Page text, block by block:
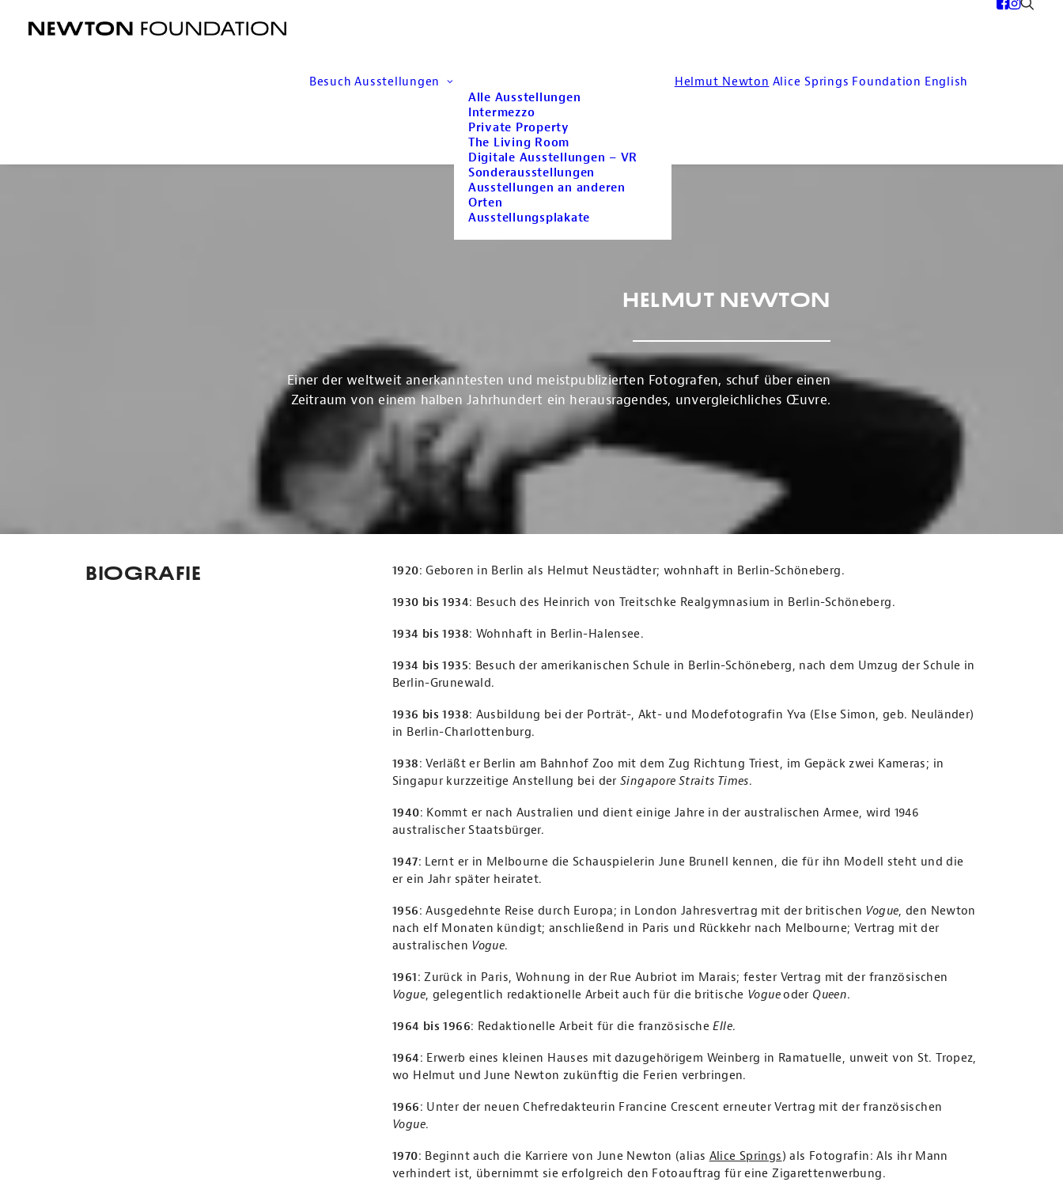
Besuch Ausstellungen
Alle Ausstellungen
Intermezzo
Private Property
The Living Room
Digitale Ausstellungen – VR
Sonderausstellungen
Ausstellungen an anderen
Orten
Ausstellungsplakate
Helmut Newton Alice Springs Foundation English
Helmut Newton
Einer der weltweit anerkanntesten und meistpublizierten Fotografen, schuf über einen
Zeitraum von einem halben Jahrhundert ein herausragendes, unvergleichliches Œuvre.
Biografie 1920: Geboren in Berlin als Helmut Neustädter; wohnhaft in Berlin-Schöneberg.
1930 bis 1934: Besuch des Heinrich von Treitschke Realgymnasium in Berlin-Schöneberg.
1934 bis 1938: Wohnhaft in Berlin-Halensee.
1934 bis 1935: Besuch der amerikanischen Schule in Berlin-Schöneberg, nach dem Umzug der Schule in
Berlin-Grunewald.
1936 bis 1938: Ausbildung bei der Porträt-, Akt- und Modefotografin Yva (Else Simon, geb. Neuländer)
in Berlin-Charlottenburg.
1938: Verläßt er Berlin am Bahnhof Zoo mit dem Zug Richtung Triest, im Gepäck zwei Kameras; in
Singapur kurzzeitige Anstellung bei der Singapore Straits Times.
1940: Kommt er nach Australien und dient einige Jahre in der australischen Armee, wird 1946
australischer Staatsbürger.
1947: Lernt er in Melbourne die Schauspielerin June Brunell kennen, die für ihn Modell steht und die
er ein Jahr später heiratet.
1956: Ausgedehnte Reise durch Europa; in London Jahresvertrag mit der britischen Vogue, den Newton
nach elf Monaten kündigt; anschließend in Paris und Rückkehr nach Melbourne; Vertrag mit der
australischen Vogue.
1961: Zurück in Paris, Wohnung in der Rue Aubriot im Marais; fester Vertrag mit der französischen
Vogue, gelegentlich redaktionelle Arbeit auch für die britische Vogueoder Queen.
1964 bis 1966: Redaktionelle Arbeit für die französischeElle.
1964: Erwerb eines kleinen Hauses mit dazugehörigem Weinberg in Ramatuelle, unweit von St. Tropez,
wo Helmut und June Newton zukünftig die Ferien verbringen.
1966: Unter der neuen Chefredakteurin Francine Crescent erneuter Vertrag mit der französischen
Vogue.
1970: Beginnt auch die Karriere von June Newton (alias Alice Springs) als Fotografin: Als ihr Mann
verhindert ist, übernimmt sie erfolgreich den Fotoauftrag für eine Zigarettenwerbung.